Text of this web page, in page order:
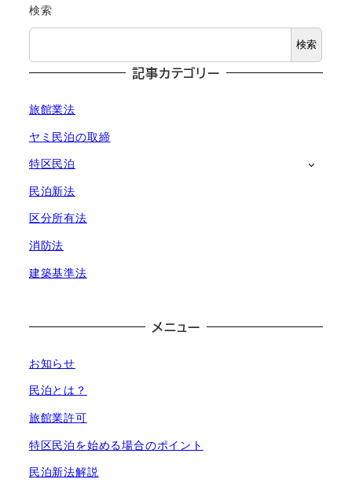
ー
ジ
り
検索
検索
記事カテゴリー
旅館業法
ヤミ民泊の取締
特区民泊
民泊新法
区分所有法
消防法
建築基準法
メニュー
お知らせ
民泊とは？
旅館業許可
特区民泊を始める場合のポイント
民泊新法解説